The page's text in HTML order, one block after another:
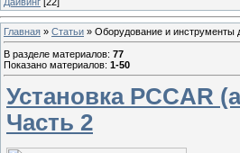
Главная » Статьи » Оборудование и инструменты
В разделе материалов: 77
Показано материалов: 1-50
Установка PCCAR
Часть 2